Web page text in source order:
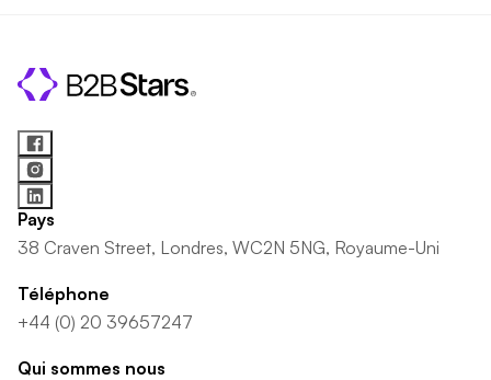
Pays
38 Craven Street, Londres, WC2N 5NG, Royaume-Uni
Téléphone
+44 (0) 20 39657247
Qui sommes nous